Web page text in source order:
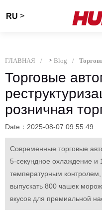
RU >
ГЛАВНАЯ > Blog
Торговые
розничная
Date：2025-08-07 09:55:49
Современные торговые
5-секундное охлаждение и
температурным
выпускать 800 чашек
вкусов для премиальной